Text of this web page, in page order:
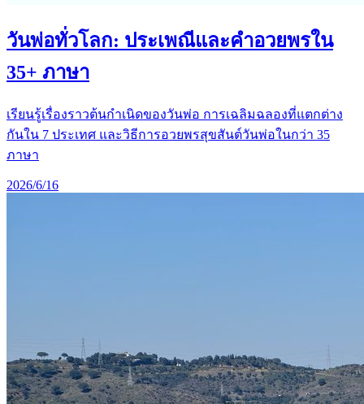
วันพ่อทั่วโลก: ประเพณีและคำอวยพรใน
35+ ภาษา
เรียนรู้เรื่องราวต้นกำเนิดของวันพ่อ การเฉลิมฉลองที่แตกต่าง
กันใน 7 ประเทศ และวิธีการอวยพรสุขสันต์วันพ่อในกว่า 35
ภาษา
2026/6/16